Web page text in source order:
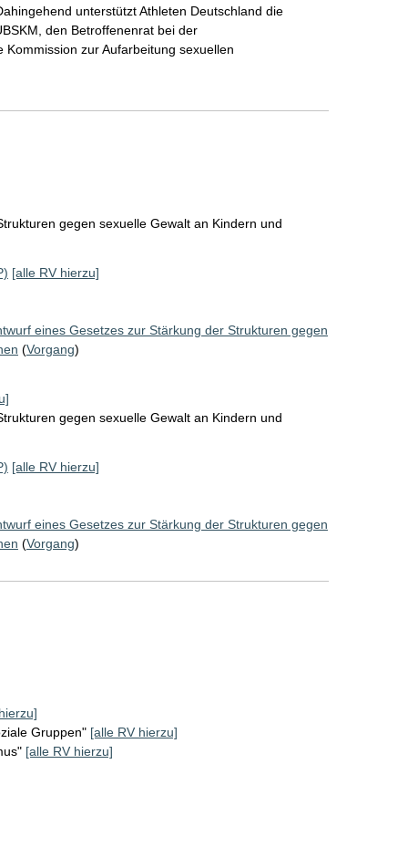
unterstützt Athleten Deutschland die
den Betroffenenrat bei der
zur Aufarbeitung sexuellen
gegen sexuelle Gewalt an Kindern und
[alle RV hierzu]
eines Gesetzes zur Stärkung der Strukturen gegen
(Vorgang)
gegen sexuelle Gewalt an Kindern und
[alle RV hierzu]
eines Gesetzes zur Stärkung der Strukturen gegen
(Vorgang)
Gruppen" [alle RV hierzu]
[alle RV hierzu]